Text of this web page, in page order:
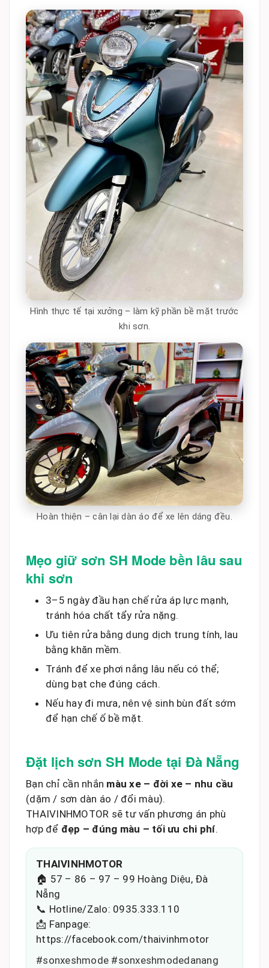
Hình thực tế tại xưởng – làm kỹ phần bề mặt trước
khi sơn.
Hoàn thiện – cân lại dàn áo để xe lên dáng đều.
Mẹo giữ sơn SH Mode bền lâu sau
khi sơn
3–5 ngày đầu hạn chế rửa áp lực mạnh,
tránh hóa chất tẩy rửa nặng.
Ưu tiên rửa bằng dung dịch trung tính, lau
bằng khăn mềm.
Tránh để xe phơi nắng lâu nếu có thể;
dùng bạt che đúng cách.
Nếu hay đi mưa, nên vệ sinh bùn đất sớm
để hạn chế ố bề mặt.
Đặt lịch sơn SH Mode tại Đà Nẵng
Bạn chỉ cần nhắn màu xe – đời xe – nhu cầu
(dặm / sơn dàn áo / đổi màu).
THAIVINHMOTOR sẽ tư vấn phương án phù
hợp để đẹp – đúng màu – tối ưu chi phí.
THAIVINHMOTOR
🏠 57 – 86 – 97 – 99 Hoàng Diệu, Đà
Nẵng
📞 Hotline/Zalo: 0935.333.110
📩 Fanpage:
https://facebook.com/thaivinhmotor
#sonxeshmode #sonxeshmodedanang